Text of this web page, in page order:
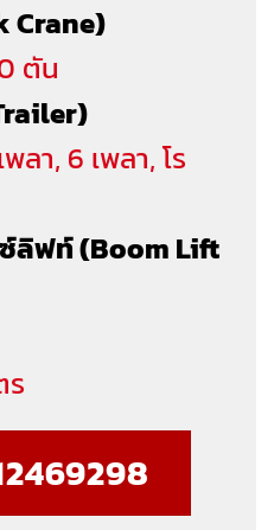
Crane)
ตัน
ลา, 6 เพลา, โร
ลิฟท์ (Boom Lift
ร